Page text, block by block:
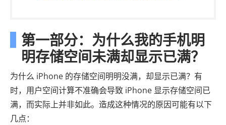
第一部分：为什么我的手机明
明存储空间未满却显示已满？
为什么 iPhone 的存储空间明明没满，却显示已满？有
时，用户空间计算不准确会导致 iPhone 显示存储空间已
满，而实际上并非如此。造成这种情况的原因可能有以下
几点：